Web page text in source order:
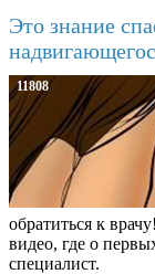
Это знание
11808
обратиться к
видео, где о
специалист.